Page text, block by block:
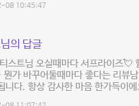
08 10:45:47
의 답글
스트님 오실때마다 서프라이즈💘
가 바꾸어둘때마다 좋다는 리뷰
니다. 항상 감사한 마음 한가득이